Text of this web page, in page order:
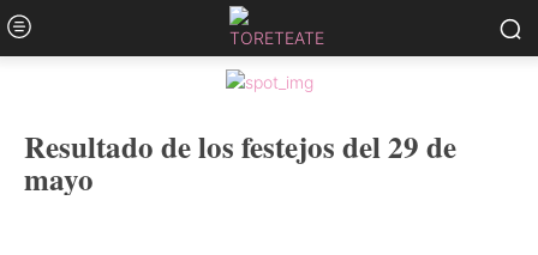
Resultado de los festejos del 29 de
mayo